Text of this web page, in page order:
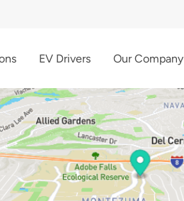
EV Drivers Our Company